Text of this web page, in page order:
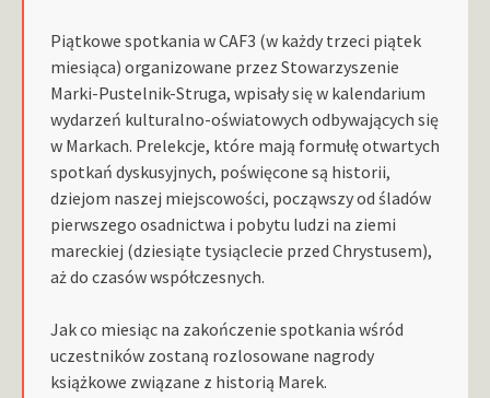
Piątkowe spotkania w CAF3 (w każdy trzeci piątek
miesiąca) organizowane przez Stowarzyszenie
Marki-Pustelnik-Struga, wpisały się w kalendarium
wydarzeń kulturalno-oświatowych odbywających się
w Markach. Prelekcje, które mają formułę otwartych
spotkań dyskusyjnych, poświęcone są historii,
dziejom naszej miejscowości, począwszy od śladów
pierwszego osadnictwa i pobytu ludzi na ziemi
mareckiej (dziesiąte tysiąclecie przed Chrystusem),
aż do czasów współczesnych.
Jak co miesiąc na zakończenie spotkania wśród
uczestników zostaną rozlosowane nagrody
książkowe związane z historią Marek.